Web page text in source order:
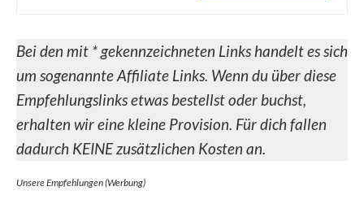
Bei den mit * gekennzeichneten Links handelt es sich
um sogenannte Affiliate Links. Wenn du über diese
Empfehlungslinks etwas bestellst oder buchst,
erhalten wir eine kleine Provision. Für dich fallen
dadurch KEINE zusätzlichen Kosten an.
Unsere Empfehlungen (Werbung)